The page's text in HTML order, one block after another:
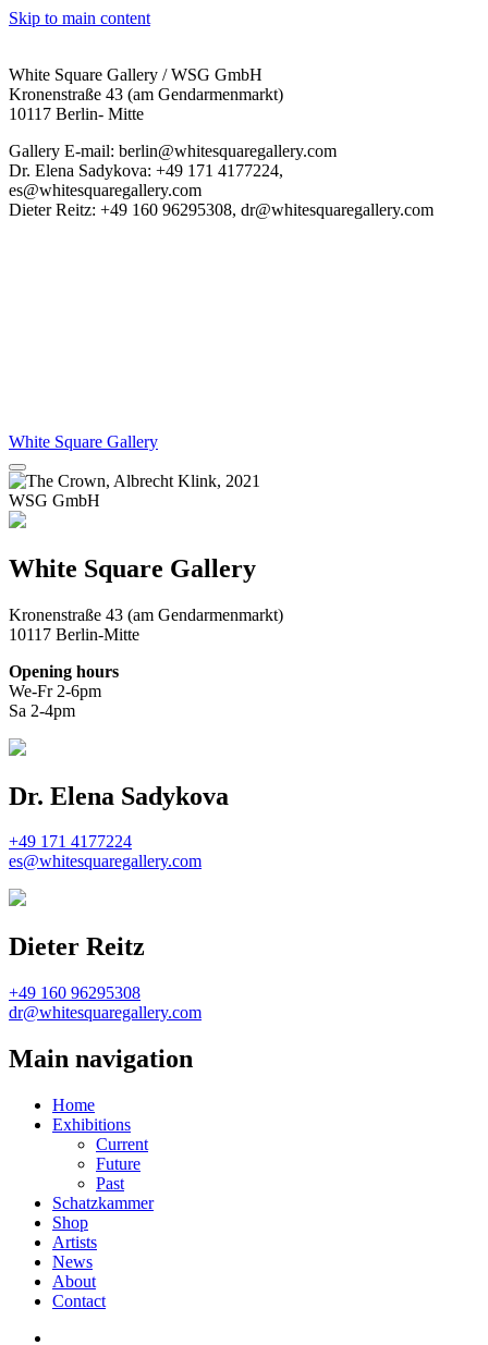
Skip to main content
White Square Gallery / WSG GmbH
Kronenstraße 43 (am Gendarmenmarkt)
10117 Berlin- Mitte
Gallery E-mail: berlin@whitesquaregallery.com
Dr. Elena Sadykova: +49 171 4177224,
es@whitesquaregallery.com
Dieter Reitz: +49 160 96295308, dr@whitesquaregallery.com
White Square Gallery
WSG GmbH
White Square Gallery
Kronenstraße 43 (am Gendarmenmarkt)
10117 Berlin-Mitte
Opening hours
We-Fr 2-6pm
Sa 2-4pm
Dr. Elena Sadykova
+49 171 4177224
es@whitesquaregallery.com
Dieter Reitz
+49 160 96295308
dr@whitesquaregallery.com
Main navigation
Home
Exhibitions
Current
Future
Past
Schatzkammer
Shop
Artists
News
About
Contact